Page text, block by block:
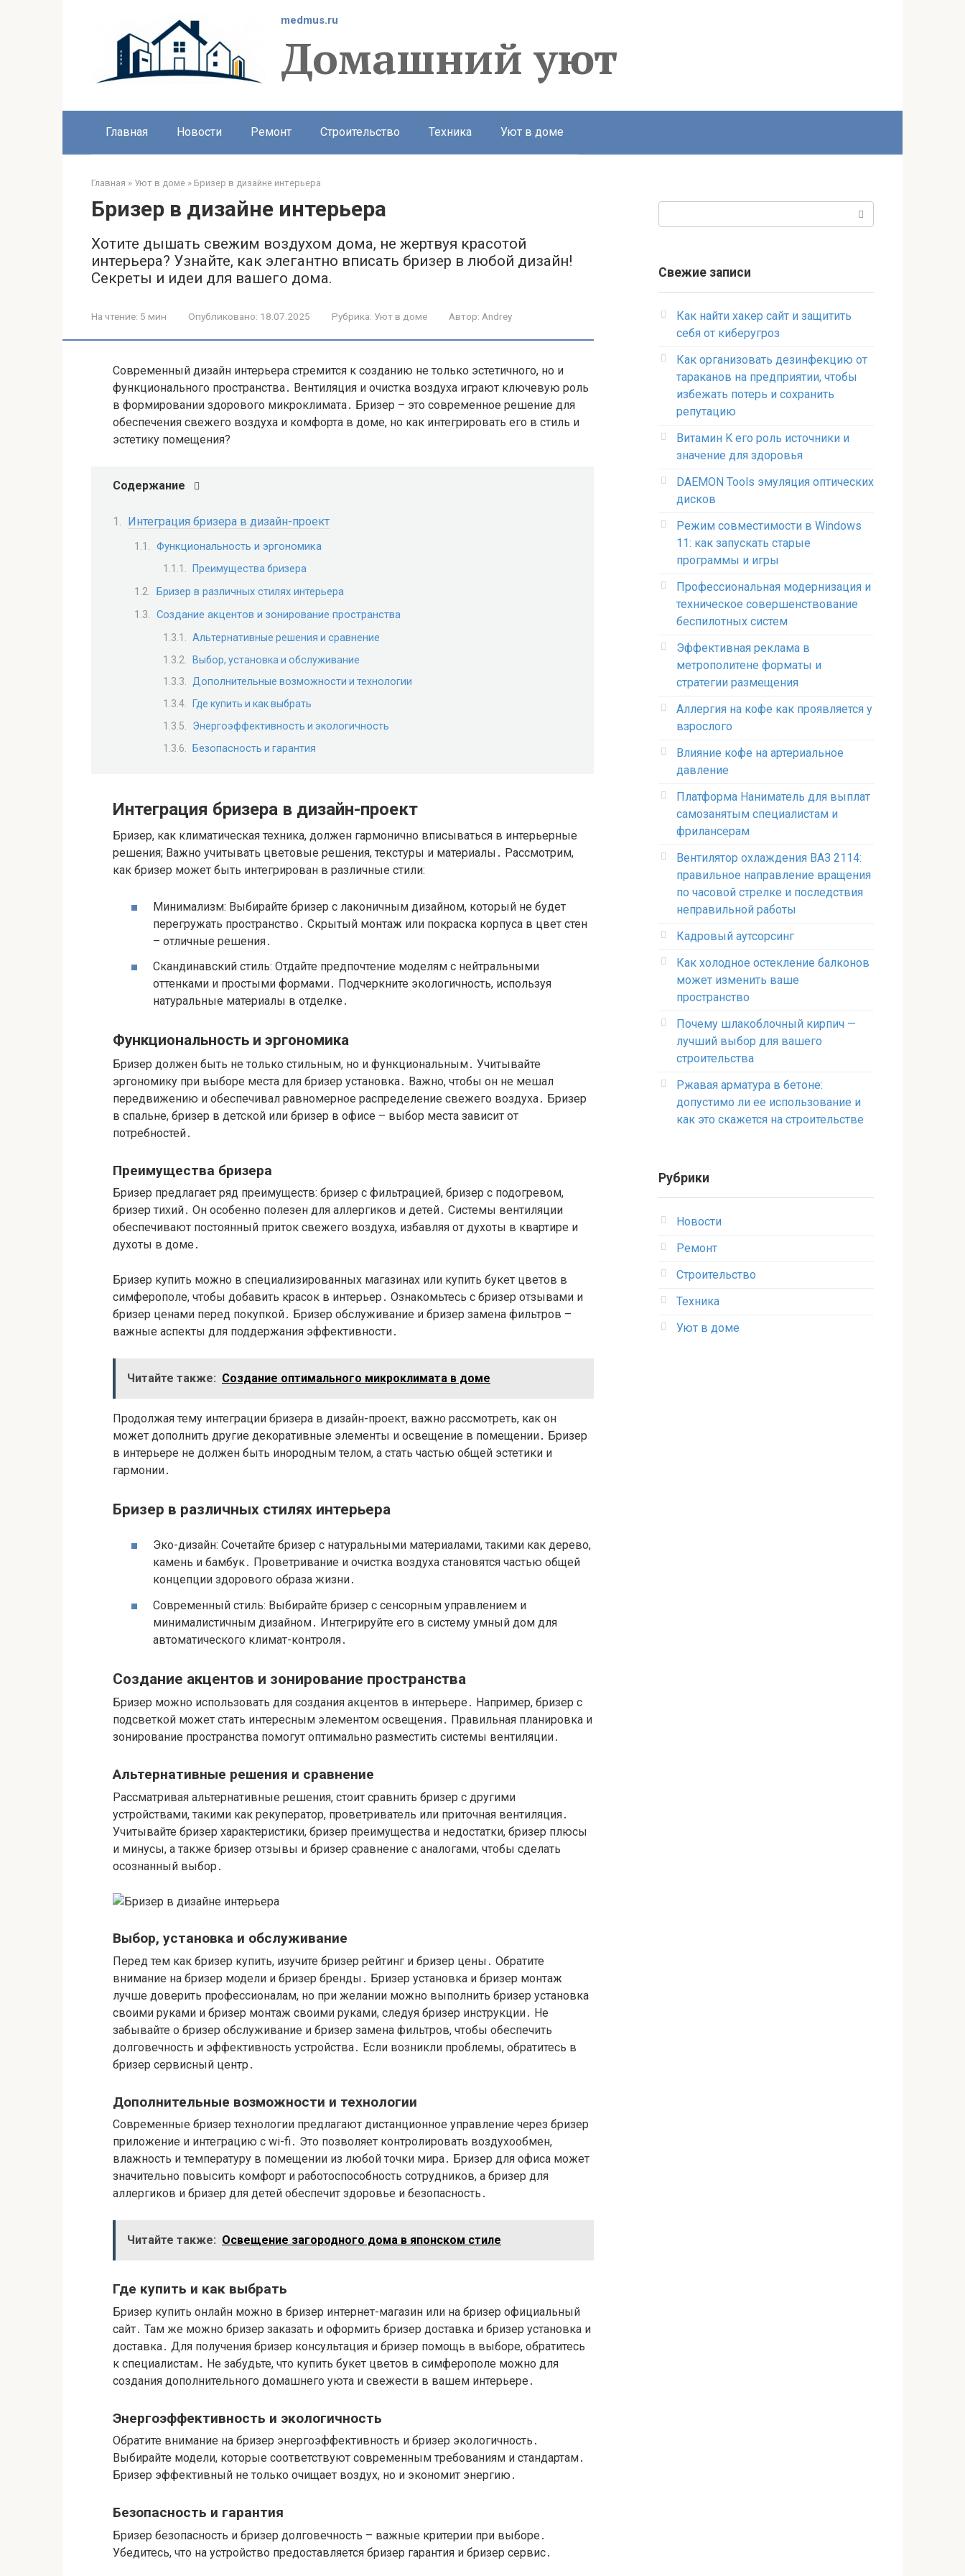
medmus.ru
Домашний уют
Главная Новости Ремонт Строительство Техника Уют в доме
Главная » Уют в доме » Бризер в дизайне интерьера
Бризер в дизайне интерьера
Хотите дышать свежим воздухом дома, не жертвуя красотой
интерьера? Узнайте, как элегантно вписать бризер в любой дизайн!
Секреты и идеи для вашего дома.
На чтение: 5 мин Опубликовано: 18.07.2025 Рубрика: Уют в доме Автор: Andrey
Современный дизайн интерьера стремится к созданию не только эстетичного, но и
функционального пространства․ Вентиляция и очистка воздуха играют ключевую роль
в формировании здорового микроклимата․ Бризер – это современное решение для
обеспечения свежего воздуха и комфорта в доме, но как интегрировать его в стиль и
эстетику помещения?
Содержание
Интеграция бризера в дизайн-проект
Функциональность и эргономика
Преимущества бризера
Бризер в различных стилях интерьера
Создание акцентов и зонирование пространства
Альтернативные решения и сравнение
Выбор, установка и обслуживание
Дополнительные возможности и технологии
Где купить и как выбрать
Энергоэффективность и экологичность
Безопасность и гарантия
Интеграция бризера в дизайн-проект
Бризер, как климатическая техника, должен гармонично вписываться в интерьерные
решения; Важно учитывать цветовые решения, текстуры и материалы․ Рассмотрим,
как бризер может быть интегрирован в различные стили:
Минимализм: Выбирайте бризер с лаконичным дизайном, который не будет
перегружать пространство․ Скрытый монтаж или покраска корпуса в цвет стен
– отличные решения․
Скандинавский стиль: Отдайте предпочтение моделям с нейтральными
оттенками и простыми формами․ Подчеркните экологичность, используя
натуральные материалы в отделке․
Функциональность и эргономика
Бризер должен быть не только стильным, но и функциональным․ Учитывайте
эргономику при выборе места для бризер установка․ Важно, чтобы он не мешал
передвижению и обеспечивал равномерное распределение свежего воздуха․ Бризер
в спальне, бризер в детской или бризер в офисе – выбор места зависит от
потребностей․
Преимущества бризера
Бризер предлагает ряд преимуществ: бризер с фильтрацией, бризер с подогревом,
бризер тихий․ Он особенно полезен для аллергиков и детей․ Системы вентиляции
обеспечивают постоянный приток свежего воздуха, избавляя от духоты в квартире и
духоты в доме․
Бризер купить можно в специализированных магазинах или купить букет цветов в
симферополе, чтобы добавить красок в интерьер․ Ознакомьтесь с бризер отзывами и
бризер ценами перед покупкой․ Бризер обслуживание и бризер замена фильтров –
важные аспекты для поддержания эффективности․
Читайте также: Создание оптимального микроклимата в доме
Продолжая тему интеграции бризера в дизайн-проект, важно рассмотреть, как он
может дополнить другие декоративные элементы и освещение в помещении․ Бризер
в интерьере не должен быть инородным телом, а стать частью общей эстетики и
гармонии․
Бризер в различных стилях интерьера
Эко-дизайн: Сочетайте бризер с натуральными материалами, такими как дерево,
камень и бамбук․ Проветривание и очистка воздуха становятся частью общей
концепции здорового образа жизни․
Современный стиль: Выбирайте бризер с сенсорным управлением и
минималистичным дизайном․ Интегрируйте его в систему умный дом для
автоматического климат-контроля․
Создание акцентов и зонирование пространства
Бризер можно использовать для создания акцентов в интерьере․ Например, бризер с
подсветкой может стать интересным элементом освещения․ Правильная планировка и
зонирование пространства помогут оптимально разместить системы вентиляции․
Альтернативные решения и сравнение
Рассматривая альтернативные решения, стоит сравнить бризер с другими
устройствами, такими как рекуператор, проветриватель или приточная вентиляция․
Учитывайте бризер характеристики, бризер преимущества и недостатки, бризер плюсы
и минусы, а также бризер отзывы и бризер сравнение с аналогами, чтобы сделать
осознанный выбор․
Выбор, установка и обслуживание
Перед тем как бризер купить, изучите бризер рейтинг и бризер цены․ Обратите
внимание на бризер модели и бризер бренды․ Бризер установка и бризер монтаж
лучше доверить профессионалам, но при желании можно выполнить бризер установка
своими руками и бризер монтаж своими руками, следуя бризер инструкции․ Не
забывайте о бризер обслуживание и бризер замена фильтров, чтобы обеспечить
долговечность и эффективность устройства․ Если возникли проблемы, обратитесь в
бризер сервисный центр․
Дополнительные возможности и технологии
Современные бризер технологии предлагают дистанционное управление через бризер
приложение и интеграцию с wi-fi․ Это позволяет контролировать воздухообмен,
влажность и температуру в помещении из любой точки мира․ Бризер для офиса может
значительно повысить комфорт и работоспособность сотрудников, а бризер для
аллергиков и бризер для детей обеспечит здоровье и безопасность․
Читайте также: Освещение загородного дома в японском стиле
Где купить и как выбрать
Бризер купить онлайн можно в бризер интернет-магазин или на бризер официальный
сайт․ Там же можно бризер заказать и оформить бризер доставка и бризер установка и
доставка․ Для получения бризер консультация и бризер помощь в выборе, обратитесь
к специалистам․ Не забудьте, что купить букет цветов в симферополе можно для
создания дополнительного домашнего уюта и свежести в вашем интерьере․
Энергоэффективность и экологичность
Обратите внимание на бризер энергоэффективность и бризер экологичность․
Выбирайте модели, которые соответствуют современным требованиям и стандартам․
Бризер эффективный не только очищает воздух, но и экономит энергию․
Безопасность и гарантия
Бризер безопасность и бризер долговечность – важные критерии при выборе․
Убедитесь, что на устройство предоставляется бризер гарантия и бризер сервис․
Свежие записи
Как найти хакер сайт и защитить
себя от киберугроз
Как организовать дезинфекцию от
тараканов на предприятии, чтобы
избежать потерь и сохранить
репутацию
Витамин K его роль источники и
значение для здоровья
DAEMON Tools эмуляция оптических
дисков
Режим совместимости в Windows
11: как запускать старые
программы и игры
Профессиональная модернизация и
техническое совершенствование
беспилотных систем
Эффективная реклама в
метрополитене форматы и
стратегии размещения
Аллергия на кофе как проявляется у
взрослого
Влияние кофе на артериальное
давление
Платформа Наниматель для выплат
самозанятым специалистам и
фрилансерам
Вентилятор охлаждения ВАЗ 2114:
правильное направление вращения
по часовой стрелке и последствия
неправильной работы
Кадровый аутсорсинг
Как холодное остекление балконов
может изменить ваше
пространство
Почему шлакоблочный кирпич —
лучший выбор для вашего
строительства
Ржавая арматура в бетоне:
допустимо ли ее использование и
как это скажется на строительстве
Рубрики
Новости
Ремонт
Строительство
Техника
Уют в доме